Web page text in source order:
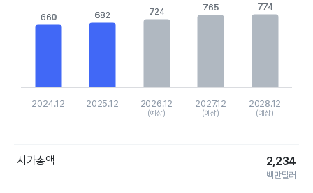
The chart has 1 X axis displaying categories.
The chart has 1 Y axis displaying values. Data ranges from
660
660 682
682 724
724 765
765 774
774
2024.12 2025.12 2026.12
(예상)
2027.12
(예상)
2028.12
(예상)
시가총액 2,234
백만달러